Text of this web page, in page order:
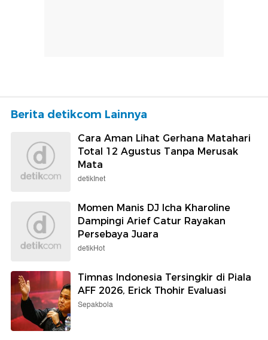
Berita detikcom Lainnya
Cara Aman Lihat Gerhana Matahari
Total 12 Agustus Tanpa Merusak
Mata
detikInet
Momen Manis DJ Icha Kharoline
Dampingi Arief Catur Rayakan
Persebaya Juara
detikHot
Timnas Indonesia Tersingkir di Piala
AFF 2026, Erick Thohir Evaluasi
Sepakbola